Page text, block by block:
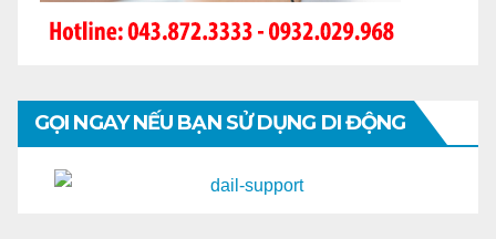
GỌI NGAY NẾU BẠN SỬ DỤNG DI ĐỘNG